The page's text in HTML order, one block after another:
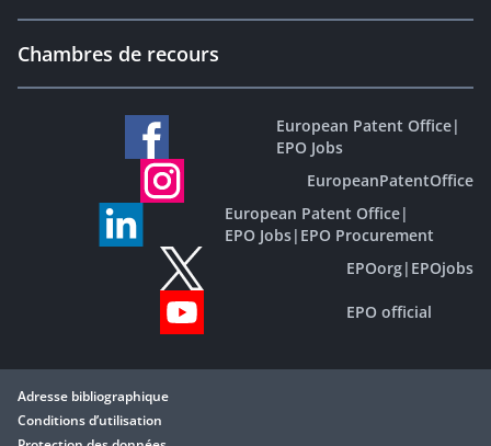
Chambres de recours
European Patent Office|
EPO Jobs
EuropeanPatentOffice
European Patent Office|
EPO Jobs| EPO Procurement
EPOorg| EPOjobs
EPO official
Adresse bibliographique
Conditions d’utilisation